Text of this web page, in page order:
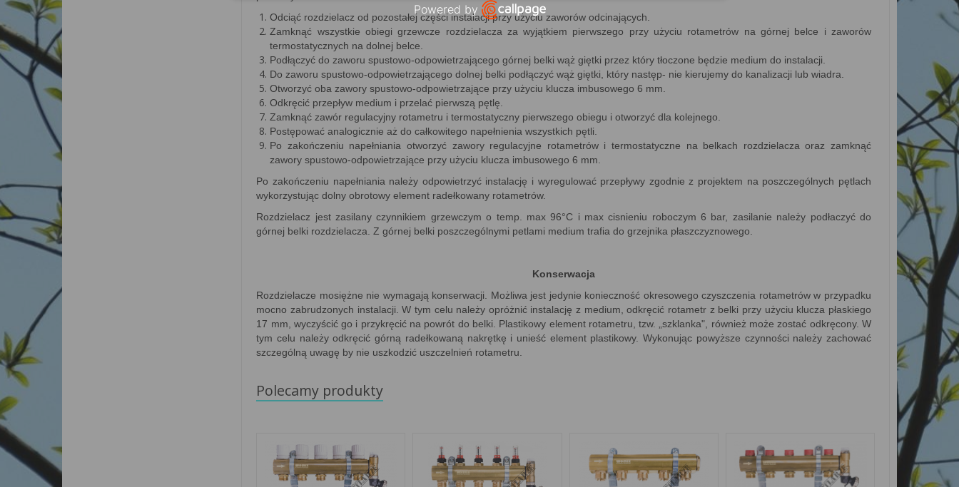
Odciąć rozdzielacz od pozostałej części instalacji przy użyciu zaworów odcinających.
Zamknąć wszystkie obiegi grzewcze rozdzielacza za wyjątkiem pierwszego przy użyciu rotametrów na górnej belce i zaworów
termostatycznych na dolnej belce.
Podłączyć do zaworu spustowo-odpowietrzającego górnej belki wąż giętki przez który tłoczone będzie medium do instalacji.
Do zaworu spustowo-odpowietrzającego dolnej belki podłączyć wąż giętki, który następ- nie kierujemy do kanalizacji lub wiadra.
Otworzyć oba zawory spustowo-odpowietrzające przy użyciu klucza imbusowego 6 mm.
Odkręcić przepływ medium i przelać pierwszą pętlę.
Zamknąć zawór regulacyjny rotametru i termostatyczny pierwszego obiegu i otworzyć dla kolejnego.
Postępować analogicznie aż do całkowitego napełnienia wszystkich pętli.
Po zakończeniu napełniania otworzyć zawory regulacyjne rotametrów i termostatyczne na belkach rozdzielacza oraz zamknąć
zawory spustowo-odpowietrzające przy użyciu klucza imbusowego 6 mm.
Po zakończeniu napełniania należy odpowietrzyć instalację i wyregulować przepływy zgodnie z projektem na poszczególnych pętlach
wykorzystując dolny obrotowy element radełkowany rotametrów.
Rozdzielacz jest zasilany czynnikiem grzewczym o temp. max 96°C i max cisnieniu roboczym 6 bar, zasilanie należy podłaczyć do
górnej belki rozdzielacza. Z górnej belki poszczególnymi petlami medium trafia do grzejnika płaszczyznowego.
Konserwacja
Rozdzielacze mosiężne nie wymagają konserwacji. Możliwa jest jedynie konieczność okresowego czyszczenia rotametrów w przypadku
mocno zabrudzonych instalacji. W tym celu należy opróżnić instalację z medium, odkręcić rotametr z belki przy użyciu klucza płaskiego
17 mm, wyczyścić go i przykręcić na powrót do belki. Plastikowy element rotametru, tzw. „szklanka", również może zostać odkręcony. W
tym celu należy odkręcić górną radełkowaną nakrętkę i unieść element plastikowy. Wykonując powyższe czynności należy zachować
szczególną uwagę by nie uszkodzić uszczelnień rotametru.
Polecamy produkty
Powered by
Open link in new window